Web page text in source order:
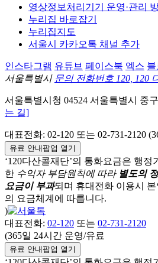
영상정보처리기기 운영·관리
누리집 바로잡기
누리집지도
서울시 카카오톡 채널 추가
인스타그램 유튜브 페이스북 엑스 블
서울특별시 문의 전화번호 120, 120
서울특별시청 04524 서울특별시 중구
는 길]
대표전화: 02-120 또는 02-731-2120
유료 안내팝업 열기
‘120다산콜재단’의 통화요금은 행정
한 수익자 부담원칙에 따라 별도의
요금이 부과되며 휴대전화 이용시
의 요금체계에 따릅니다.
)
대표전화: 02-120 또는 02-731-2120
(365일 24시간 운영/유료
유료 안내팝업 열기